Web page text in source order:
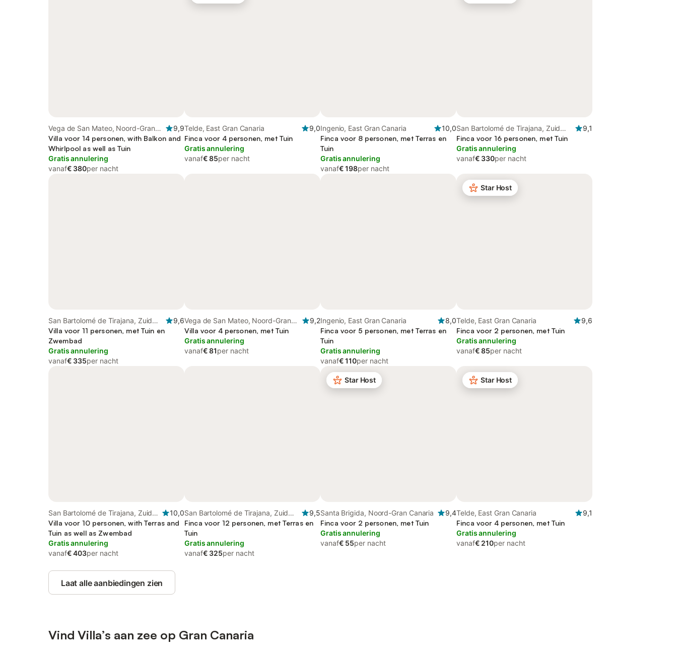
Vega de San Mateo, Noord-Gran
Canaria
9,9
Villa voor 14 personen, with Balkon and
Whirlpool as well as Tuin
Gratis annulering
vanaf€ 380per nacht
Telde, East Gran Canaria
9,0
Finca voor 4 personen, met Tuin
Gratis annulering
vanaf€ 85per nacht
Ingenio, East Gran Canaria
10,0
Finca voor 8 personen, met Terras en
Tuin
Gratis annulering
vanaf€ 198per nacht
San Bartolomé de Tirajana, Zuid
Gran Canaria
9,1
Finca voor 16 personen, met Tuin
Gratis annulering
vanaf€ 330per nacht
San Bartolomé de Tirajana, Zuid
Gran Canaria
9,6
Villa voor 11 personen, met Tuin en
Zwembad
Gratis annulering
vanaf€ 335per nacht
Vega de San Mateo, Noord-Gran
Canaria
9,2
Villa voor 4 personen, met Tuin
Gratis annulering
vanaf€ 81per nacht
Ingenio, East Gran Canaria
8,0
Finca voor 5 personen, met Terras en
Tuin
Gratis annulering
vanaf€ 110per nacht
Star Host
Telde, East Gran Canaria
9,6
Finca voor 2 personen, met Tuin
Gratis annulering
vanaf€ 85per nacht
San Bartolomé de Tirajana, Zuid
Gran Canaria
10,0
Villa voor 10 personen, with Terras and
Tuin as well as Zwembad
Gratis annulering
vanaf€ 403per nacht
San Bartolomé de Tirajana, Zuid
Gran Canaria
9,5
Finca voor 12 personen, met Terras en
Tuin
Gratis annulering
vanaf€ 325per nacht
Star Host
Santa Brigida, Noord-Gran Canaria
9,4
Finca voor 2 personen, met Tuin
Gratis annulering
vanaf€ 55per nacht
Star Host
Telde, East Gran Canaria
9,1
Finca voor 4 personen, met Tuin
Gratis annulering
vanaf€ 210per nacht
Laat alle aanbiedingen zien
Vind Villa’s aan zee op Gran Canaria